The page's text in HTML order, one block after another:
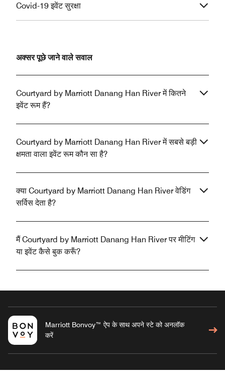
Covid-19 इवेंट सुरक्षा
अक्सर पूछे जाने वाले सवाल
Courtyard by Marriott Danang Han River में कितने
इवेंट रूम हैं?
Courtyard by Marriott Danang Han River में सबसे बड़ी
क्षमता वाला इवेंट रूम कौन सा है?
क्या Courtyard by Marriott Danang Han River वेडिंग
सर्विस देता है?
मैं Courtyard by Marriott Danang Han River पर मीटिंग
या इवेंट कैसे बुक करूँ?
Marriott Bonvoy™ ऐप के साथ अपने स्टे को अनलॉक
करें